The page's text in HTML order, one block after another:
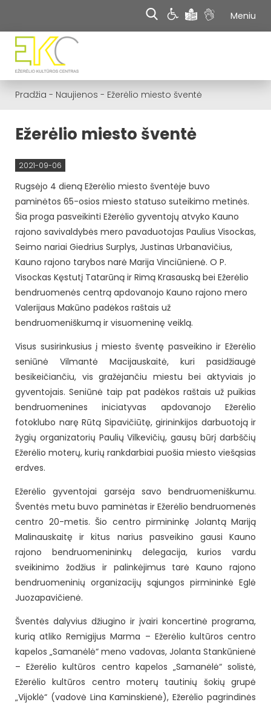
Meniu
Pradžia - Naujienos - Ežerėlio miesto šventė
Ežerėlio miesto šventė
2021-09-06
Rugsėjo 4 dieną Ežerėlio miesto šventėje buvo
paminėtos 65-osios miesto statuso suteikimo metinės.
Šia proga pasveikinti Ežerėlio gyventojų atvyko Kauno
rajono savivaldybės mero pavaduotojas Paulius Visockas,
Seimo nariai Giedrius Surplys, Justinas Urbanavičius,
Kauno rajono tarybos narė Marija Vinciūnienė. O P.
Visockas Kęstutį Tatarūną ir Rimą Krasauską bei Ežerėlio
bendruomenės centrą apdovanojo Kauno rajono mero
Valerijaus Makūno padėkos raštais už
bendruomeniškumą ir visuomeninę veiklą.
Visus susirinkusius į miesto šventę pasveikino ir Ežerėlio
seniūnė Vilmantė Macijauskaitė, kuri pasidžiaugė
besikeičiančiu, vis gražėjančiu miestu bei aktyviais jo
gyventojais. Seniūnė taip pat padėkos raštais už puikias
bendruomenines iniciatyvas apdovanojo Ežerėlio
fotoklubo narę Rūtą Sipavičiūtę, girininkijos darbuotoją ir
žygių organizatorių Paulių Vilkevičių, gausų būrį darbščių
Ežerėlio moterų, kurių rankdarbiai puošia miesto viešąsias
erdves.
Ežerėlio gyventojai garsėja savo bendruomeniškumu.
Šventės metu buvo paminėtas ir Ežerėlio bendruomenės
centro 20-metis. Šio centro pirmininkę Jolantą Mariją
Malinauskaitę ir kitus narius pasveikino gausi Kauno
rajono bendruomenininkų delegacija, kurios vardu
sveikinimo žodžius ir palinkėjimus tarė Kauno rajono
bendruomeninių organizacijų sąjungos pirmininkė Eglė
Juozapavičienė.
Šventės dalyvius džiugino ir įvairi koncertinė programa,
kurią atliko Remigijus Marma – Ežerėlio kultūros centro
kapelos „Samanėlė“ meno vadovas, Jolanta Stankūnienė
– Ežerėlio kultūros centro kapelos „Samanėlė“ solistė,
Ežerėlio kultūros centro moterų tautinių šokių grupė
„Vijoklė“ (vadovė Lina Kaminskienė), Ežerėlio pagrindinės